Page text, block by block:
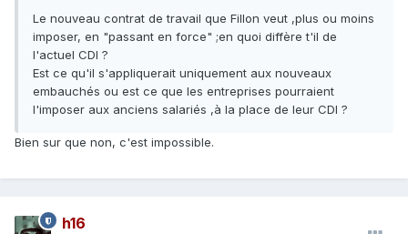
Le nouveau contrat de travail que Fillon veut ,plus ou moins
imposer, en "passant en force" ;en quoi diffère t'il de
l'actuel CDI ?
Est ce qu'il s'appliquerait uniquement aux nouveaux
embauchés ou est ce que les entreprises pourraient
l'imposer aux anciens salariés ,à la place de leur CDI ?
Bien sur que non, c'est impossible.
h16